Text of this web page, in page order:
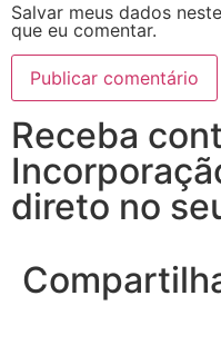
Salvar meus dados
que eu comentar.
Receba
direto no